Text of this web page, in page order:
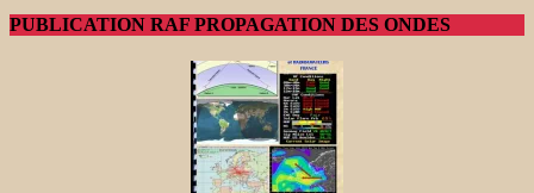
PUBLICATION RAF PROPAGATION DES ONDES